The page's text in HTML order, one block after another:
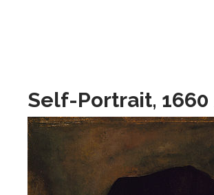
Self-Portrait, 1660